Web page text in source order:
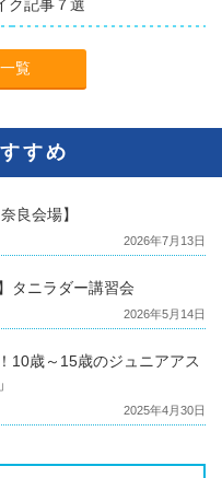
ク記事７選
覧
すめ
良会場】
2026年7月13日
タニラダー講習会
2026年5月14日
10歳～15歳のジュニアアス
2025年4月30日